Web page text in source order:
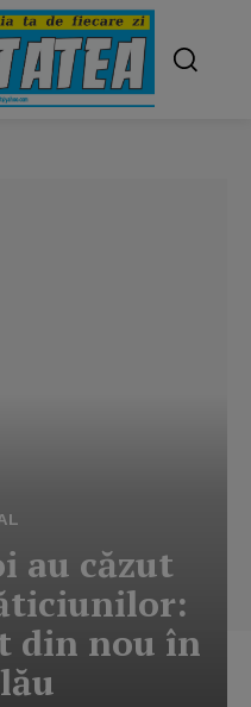
au căzut
din nou în